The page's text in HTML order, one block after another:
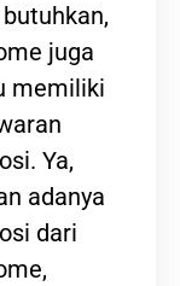
juga
memiliki
Ya,
adanya
dari